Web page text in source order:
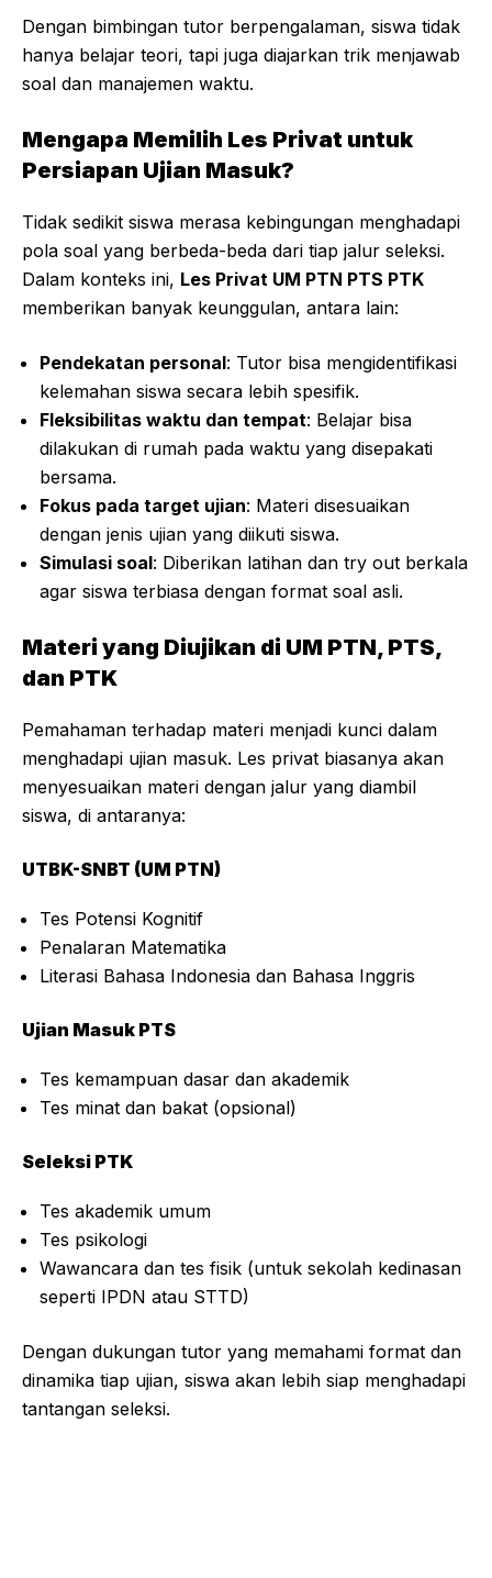
Dengan bimbingan tutor berpengalaman, siswa tidak
hanya belajar teori, tapi juga diajarkan trik menjawab
soal dan manajemen waktu.
Mengapa Memilih Les Privat untuk
Persiapan Ujian Masuk?
Tidak sedikit siswa merasa kebingungan menghadapi
pola soal yang berbeda-beda dari tiap jalur seleksi.
Dalam konteks ini, Les Privat UM PTN PTS PTK
memberikan banyak keunggulan, antara lain:
Pendekatan personal: Tutor bisa mengidentifikasi
kelemahan siswa secara lebih spesifik.
Fleksibilitas waktu dan tempat: Belajar bisa
dilakukan di rumah pada waktu yang disepakati
bersama.
Fokus pada target ujian: Materi disesuaikan
dengan jenis ujian yang diikuti siswa.
Simulasi soal: Diberikan latihan dan try out berkala
agar siswa terbiasa dengan format soal asli.
Materi yang Diujikan di UM PTN, PTS,
dan PTK
Pemahaman terhadap materi menjadi kunci dalam
menghadapi ujian masuk. Les privat biasanya akan
menyesuaikan materi dengan jalur yang diambil
siswa, di antaranya:
UTBK-SNBT (UM PTN)
Tes Potensi Kognitif
Penalaran Matematika
Literasi Bahasa Indonesia dan Bahasa Inggris
Ujian Masuk PTS
Tes kemampuan dasar dan akademik
Tes minat dan bakat (opsional)
Seleksi PTK
Tes akademik umum
Tes psikologi
Wawancara dan tes fisik (untuk sekolah kedinasan
seperti IPDN atau STTD)
Dengan dukungan tutor yang memahami format dan
dinamika tiap ujian, siswa akan lebih siap menghadapi
tantangan seleksi.